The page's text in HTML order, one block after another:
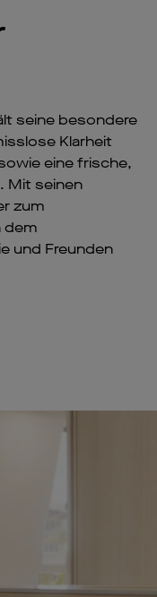
seine besondere
Klarheit
eine frische,
Mit seinen
zum
dem
und Freunden